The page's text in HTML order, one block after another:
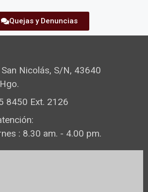
Quejas y Denuncias
Nicolás, S/N, 43640
8450 Ext. 2126
: 8.30 am. - 4.00 pm.